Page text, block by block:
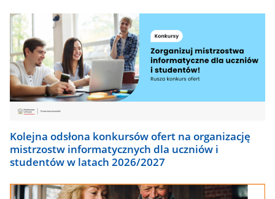
Kolejna odsłona konkursów ofert na organizację
mistrzostw informatycznych dla uczniów i
studentów w latach 2026/2027